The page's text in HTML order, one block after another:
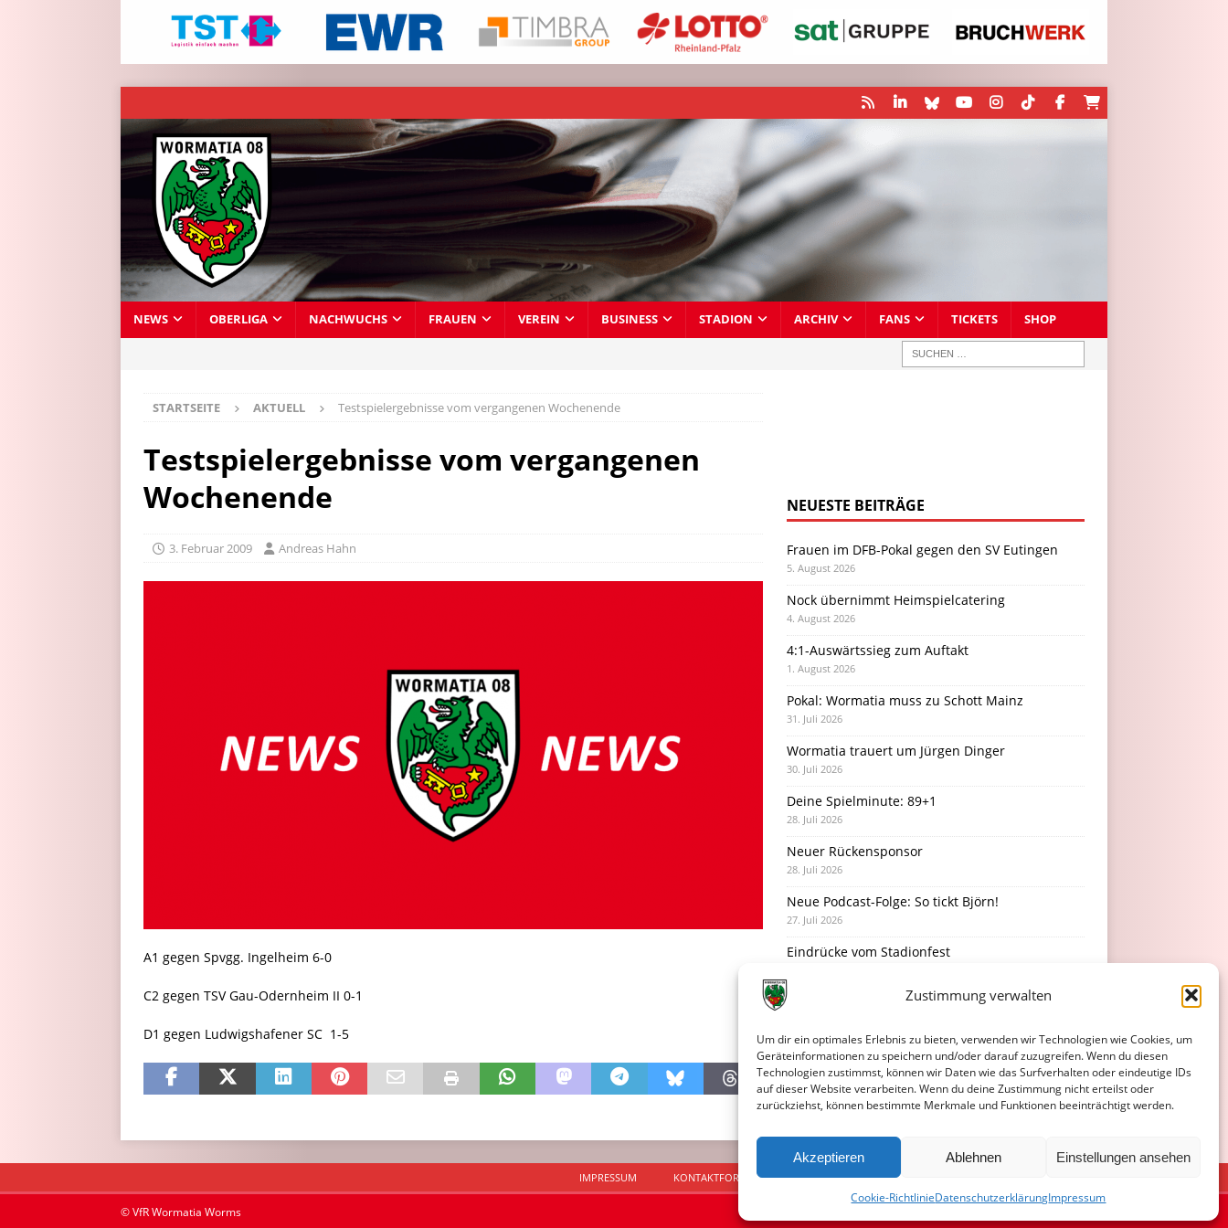
Zustimmung verwalten
Um dir ein optimales Erlebnis zu bieten, verwenden wir Technologien wie Cookies, um
Geräteinformationen zu speichern und/oder darauf zuzugreifen. Wenn du diesen
Technologien zustimmst, können wir Daten wie das Surfverhalten oder eindeutige IDs
auf dieser Website verarbeiten. Wenn du deine Zustimmung nicht erteilst oder
zurückziehst, können bestimmte Merkmale und Funktionen beeinträchtigt werden.
Akzeptieren Ablehnen Einstellungen ansehen
Cookie-RichtlinieDatenschutzerklärungImpressum
NEWS OBERLIGA NACHWUCHS FRAUEN VEREIN BUSINESS STADION ARCHIV FANS TICKETS SHOP
STARTSEITE AKTUELL Testspielergebnisse vom vergangenen Wochenende
Testspielergebnisse vom vergangenen
Wochenende
3. Februar 2009 Andreas Hahn
A1 gegen Spvgg. Ingelheim 6-0
C2 gegen TSV Gau-Odernheim II 0-1
D1 gegen Ludwigshafener SC 1-5
NEUESTE BEITRÄGE
Frauen im DFB-Pokal gegen den SV Eutingen
5. August 2026
Nock übernimmt Heimspielcatering
4. August 2026
4:1-Auswärtssieg zum Auftakt
1. August 2026
Pokal: Wormatia muss zu Schott Mainz
31. Juli 2026
Wormatia trauert um Jürgen Dinger
30. Juli 2026
Deine Spielminute: 89+1
28. Juli 2026
Neuer Rückensponsor
28. Juli 2026
Neue Podcast-Folge: So tickt Björn!
27. Juli 2026
Eindrücke vom Stadionfest
Unterhaltsamer Abschlusstest mit später
25. Juli 2026
IMPRESSUM KONTAKTFORMULAR DATENSCHUTZERKLÄRUNG
© VfR Wormatia Worms